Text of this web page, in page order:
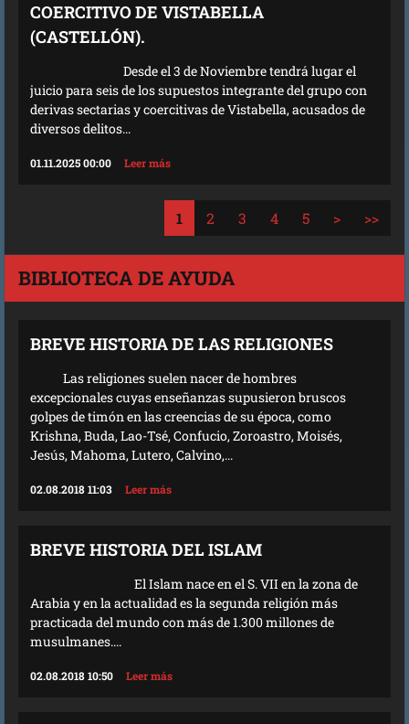
COERCITIVO DE VISTABELLA
(CASTELLÓN).
Desde el 3 de Noviembre tendrá lugar el
juicio para seis de los supuestos integrante del grupo con
derivas sectarias y coercitivas de Vistabella, acusados de
diversos delitos...
01.11.2025 00:00 Leer más
1 2 3 4 5 > >>
BIBLIOTECA DE AYUDA
BREVE HISTORIA DE LAS RELIGIONES
Las religiones suelen nacer de hombres
excepcionales cuyas enseñanzas supusieron bruscos
golpes de timón en las creencias de su época, como
Krishna, Buda, Lao-Tsé, Confucio, Zoroastro, Moisés,
Jesús, Mahoma, Lutero, Calvino,...
02.08.2018 11:03 Leer más
BREVE HISTORIA DEL ISLAM
El Islam nace en el S. VII en la zona de
Arabia y en la actualidad es la segunda religión más
practicada del mundo con más de 1.300 millones de
musulmanes....
02.08.2018 10:50 Leer más